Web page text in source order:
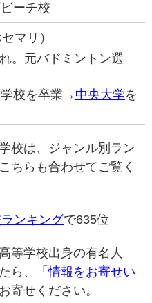
ーチ校
マリ）
。元バドミントン選
校を卒業→ 中央大学を
校は、ジャンル別ラン
ちらも合わせてご覧く
ンキングで635位
等学校出身の有名人
ら、「情報をお寄せい
寄せください。